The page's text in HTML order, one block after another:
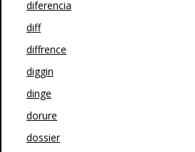
diferencia
diff
diffrence
diggin
dinge
dorure
dossier